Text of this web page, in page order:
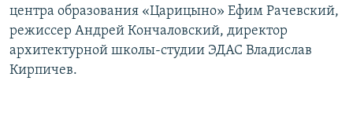
центра образования «Царицыно» Ефим Рачевский,
режиссер Андрей Кончаловский, директор
архитектурной школы-студии ЭДАС Владислав
Кирпичев.